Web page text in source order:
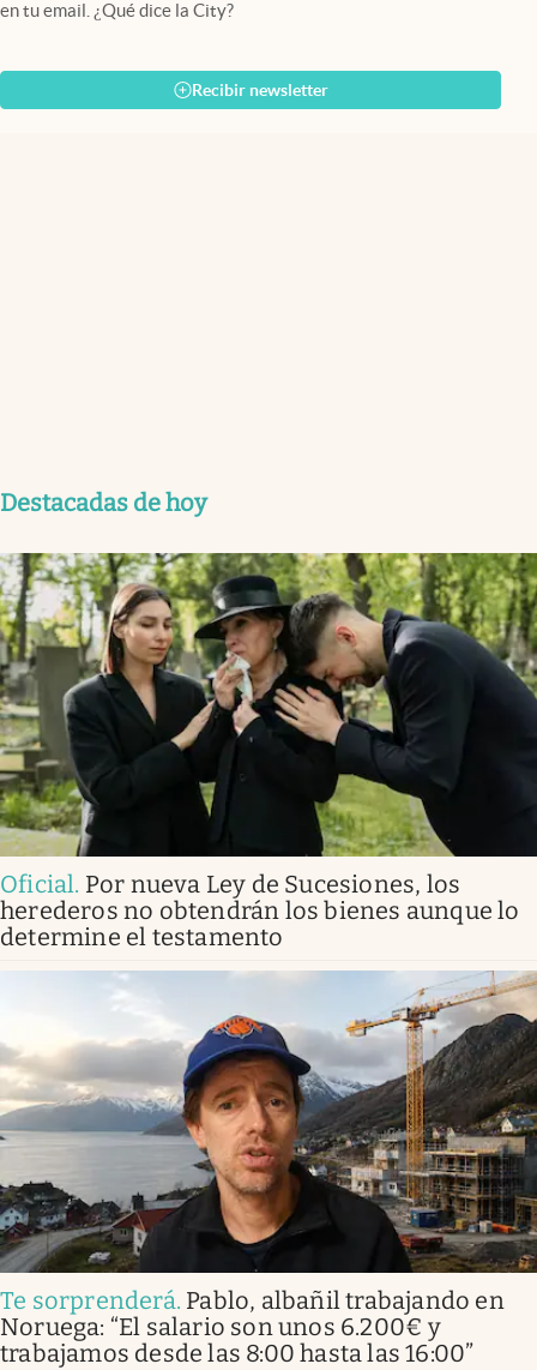
en tu email. ¿Qué dice la City?
Recibir newsletter
Destacadas de hoy
Oficial. Por nueva Ley de Sucesiones, los
herederos no obtendrán los bienes aunque lo
determine el testamento
Te sorprenderá. Pablo, albañil trabajando en
Noruega: “El salario son unos 6.200€ y
trabajamos desde las 8:00 hasta las 16:00”